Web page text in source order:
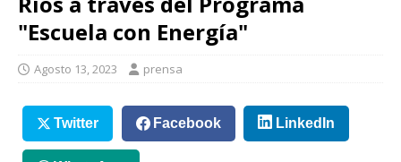
"Escuela con Energía"
Agosto 13, 2023 prensa
Twitter Facebook LinkedIn